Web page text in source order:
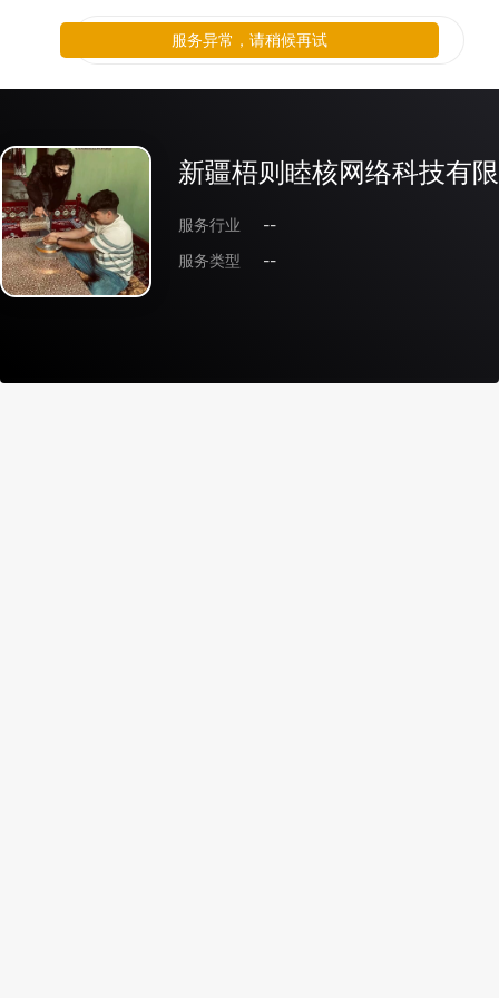
新疆梧则睦核网络科技有
服务行业
--
服务类型
--
服务异常，请稍候再试